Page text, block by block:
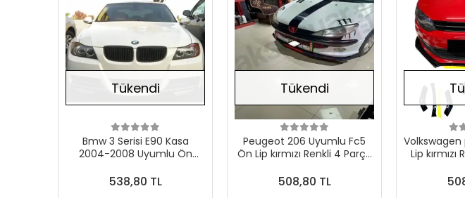
Tükendi
Bmw 3 Serisi E90 Kasa
2004-2008 Uyumlu Ön
Dayanıklı Malzeme
538,80 TL
Tükendi
Peugeot 206 Uyumlu Fc5
Ön Lip kırmızı Renkli 4 Parça
Malzeme
508,80 TL
Lip